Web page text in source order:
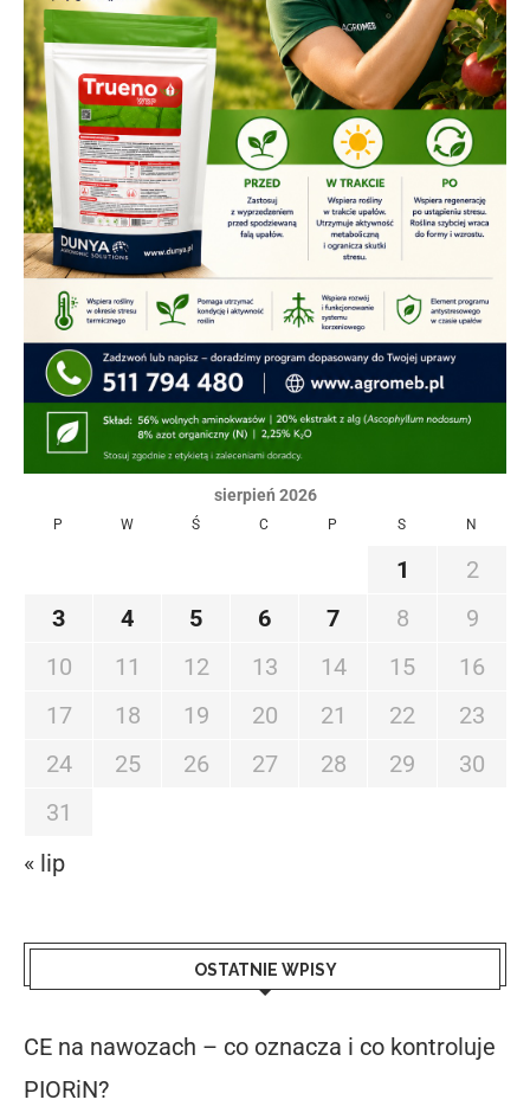
sierpień 2026
P W Ś C P S N
1
2
3
4 5 6 7 8
9
10
11 12 13 14 15
16
17
18 19 20 21 22
23
24
25 26 27 28 29
30
31
« lip
OSTATNIE WPISY
CE na nawozach – co oznacza i co kontroluje
PIORiN?